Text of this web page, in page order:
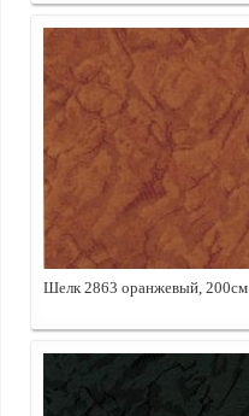
Шелк 2863 оранжевый, 200см